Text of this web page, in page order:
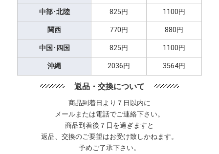
中部･北陸 825円 1100円
関西 770円 880円
中国･四国 825円 1100円
沖縄 2036円 3564円
返品・交換について
商品到着日より７日以内に
メールまたは電話でご連絡下さい。
商品到着後７日を過ぎますと
返品、交換のご要望はお受け致しかねます。
予めご了承下さい。